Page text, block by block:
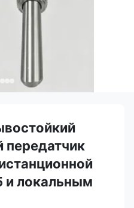
передатчик
и локальным